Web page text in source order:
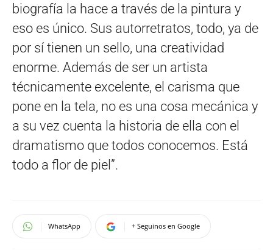
biografía la hace a través de la pintura y
eso es único. Sus autorretratos, todo, ya de
por sí tienen un sello, una creatividad
enorme. Además de ser un artista
técnicamente excelente, el carisma que
pone en la tela, no es una cosa mecánica y
a su vez cuenta la historia de ella con el
dramatismo que todos conocemos. Está
todo a flor de piel”.
WhatsApp + Seguinos en Google